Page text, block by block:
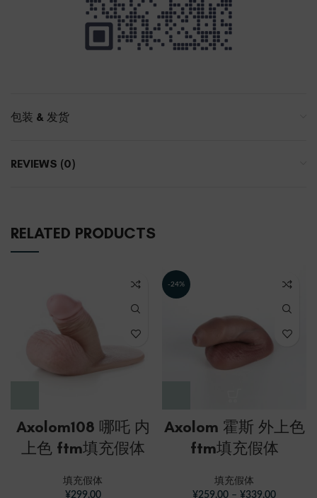
包装 & 发货
REVIEWS (0)
RELATED PRODUCTS
Axolom108 哪吒 内
上色 ftm填充假体
填充假体
¥299.00
-24%
Axolom 霍斯 外上色
ftm填充假体
填充假体
¥259.00 – ¥339.00